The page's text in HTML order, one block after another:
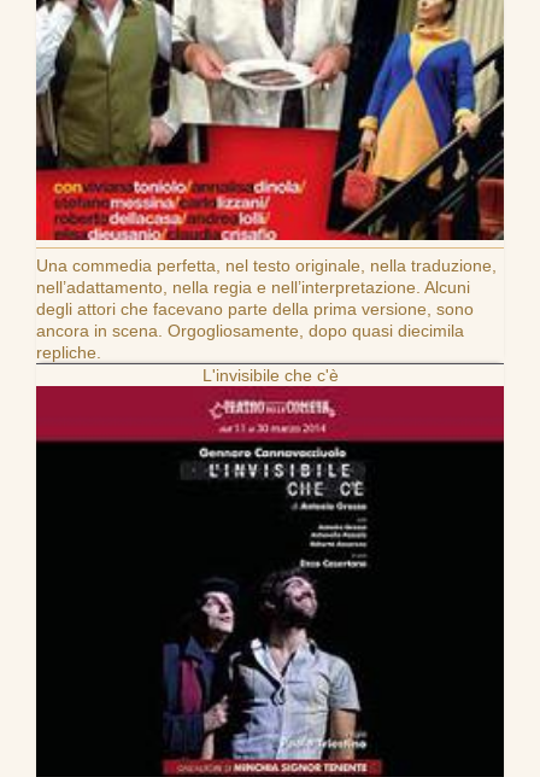
Una commedia perfetta, nel testo originale, nella traduzione,
nell’adattamento, nella regia e nell’interpretazione. Alcuni
degli attori che facevano parte della prima versione, sono
ancora in scena. Orgogliosamente, dopo quasi diecimila
repliche.
L'invisibile che c'è